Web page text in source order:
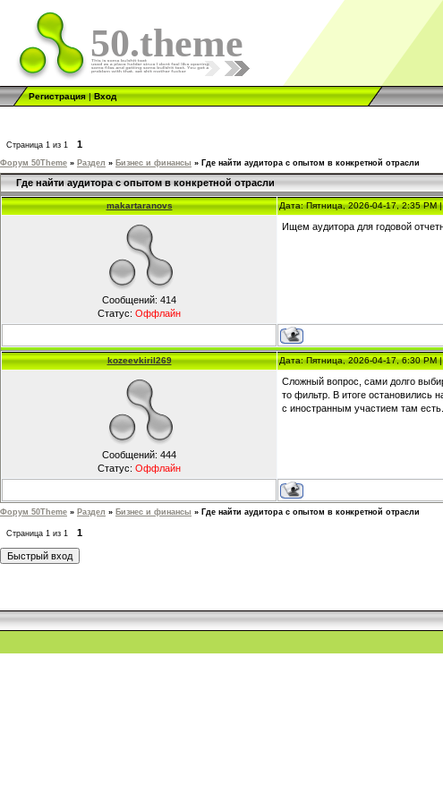
50.theme
Регистрация|Вход
Страница 1 из 1 1
Форум 50Theme » Раздел » Бизнес и финансы » Где найти аудитора с опытом в конкретной отрасли
Где найти аудитора с опытом в конкретной отрасли
makartaranovs Дата: Пятница, 2026-04-17, 2:35
Сообщений: 414
Статус: Оффлайн
Ищем аудитора для годовой
kozeevkiril269 Дата: Пятница, 2026-04-17, 6:30
Сообщений: 444
Статус: Оффлайн
Сложный вопрос, сами долго
то фильтр. В итоге остановились
с иностранным участием там
Форум 50Theme » Раздел » Бизнес и финансы » Где найти аудитора с опытом в конкретной отрасли
Страница 1 из 1
1